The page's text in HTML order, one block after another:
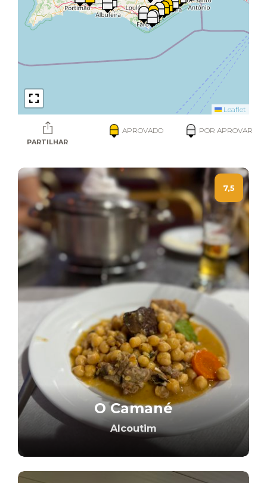
Leaflet
PARTILHAR
APROVADO POR APROVAR
7,5
O Camané
Alcoutim